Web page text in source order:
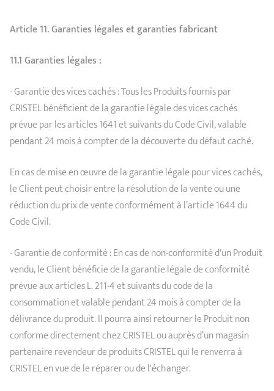
Article 11. Garanties légales et garanties fabricant
11.1 Garanties légales :
- Garantie des vices cachés : Tous les Produits fournis par
CRISTEL bénéficient de la garantie légale des vices cachés
prévue par les articles 1641 et suivants du Code Civil, valable
pendant 24 mois à compter de la découverte du défaut caché.
En cas de mise en œuvre de la garantie légale pour vices cachés,
le Client peut choisir entre la résolution de la vente ou une
réduction du prix de vente conformément à l’article 1644 du
Code Civil.
- Garantie de conformité : En cas de non-conformité d'un Produit
vendu, le Client bénéficie de la garantie légale de conformité
prévue aux articles L. 211-4 et suivants du code de la
consommation et valable pendant 24 mois à compter de la
délivrance du produit. Il pourra ainsi retourner le Produit non
conforme directement chez CRISTEL ou auprès d’un magasin
partenaire revendeur de produits CRISTEL qui le renverra à
CRISTEL en vue de le réparer ou de l'échanger.